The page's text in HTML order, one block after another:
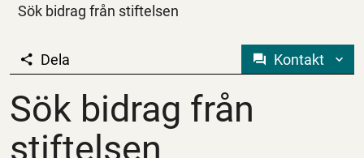
Sök bidrag från stiftelsen
Sök bidrag från
Dela Kontakt
Sök bidrag från
stiftelsen